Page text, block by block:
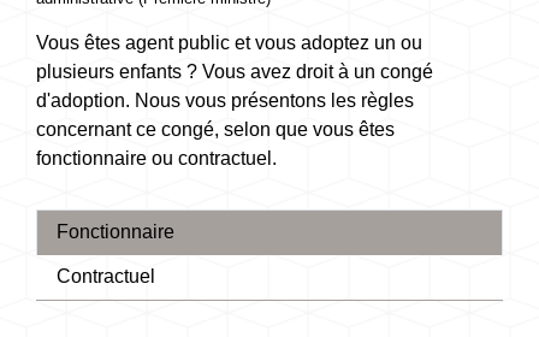
Vous êtes agent public et vous adoptez un ou
plusieurs enfants ? Vous avez droit à un congé
d'adoption. Nous vous présentons les règles
concernant ce congé, selon que vous êtes
fonctionnaire ou contractuel.
Fonctionnaire
Contractuel